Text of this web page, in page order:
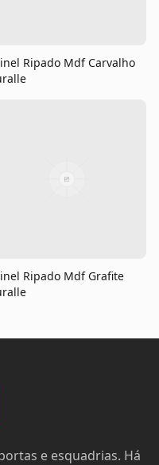
Ripado Mdf Carvalho
Ripado Mdf Grafite
e esquadrias. Há